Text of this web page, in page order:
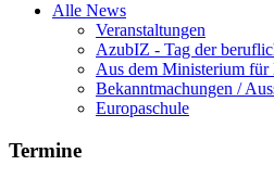
Alle News
Veranstaltungen
AzubIZ - Tag der
Aus dem Ministerium
Bekanntmachungen /
Europaschule
Termine